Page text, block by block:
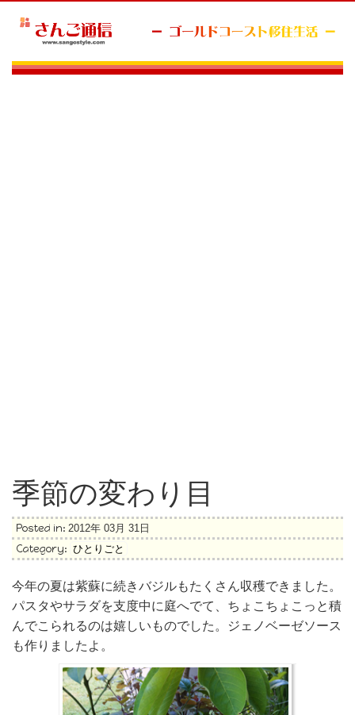
季節の変わり目
Posted in: 2012年 03月 31日
Category: ひとりごと
今年の夏は紫蘇に続きバジルもたくさん収穫できました。
パスタやサラダを支度中に庭へでて、ちょこちょこっと積
んでこられるのは嬉しいものでした。ジェノベーゼソース
も作りましたよ。